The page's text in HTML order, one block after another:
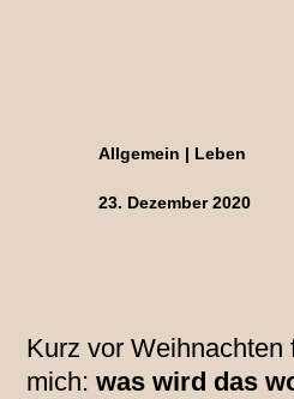
Allgemein | Leben
23. Dezember 2020
Kurz vor Weihnachten
mich:was wird das